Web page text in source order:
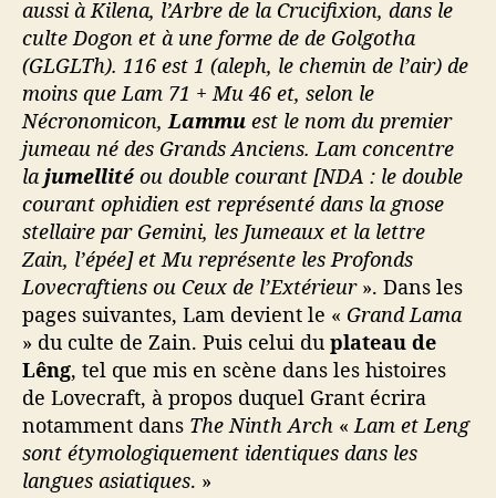
aussi à Kilena, l’Arbre de la Crucifixion, dans le
culte Dogon et à une forme de de Golgotha
(GLGLTh). 116 est 1 (aleph, le chemin de l’air) de
moins que Lam 71 + Mu 46 et, selon le
Nécronomicon,Lammu est le nom du premier
jumeau né des Grands Anciens. Lam concentre
la jumellitéou double courant [NDA : le double
courant ophidien est représenté dans la gnose
stellaire par Gemini, les Jumeaux et la lettre
Zain, l’épée] et Mu représente les Profonds
Lovecraftiens ou Ceux de l’Extérieur». Dans les
pages suivantes, Lam devient le « Grand Lama
» du culte de Zain. Puis celui du plateau de
Lêng, tel que mis en scène dans les histoires
de Lovecraft, à propos duquel Grant écrira
notamment dans The Ninth Arch «Lam et Leng
sont étymologiquement identiques dans les
langues asiatiques. »